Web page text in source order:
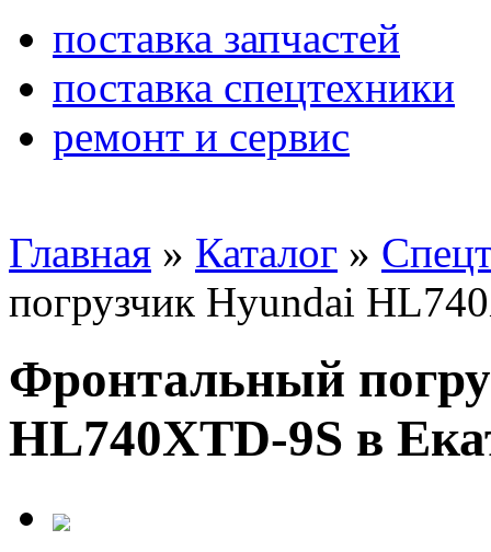
поставка запчастей
поставка спецтехники
ремонт и сервис
Главная » Каталог »
погрузчик Hyundai
Фронтальный
HL740XTD-9S в